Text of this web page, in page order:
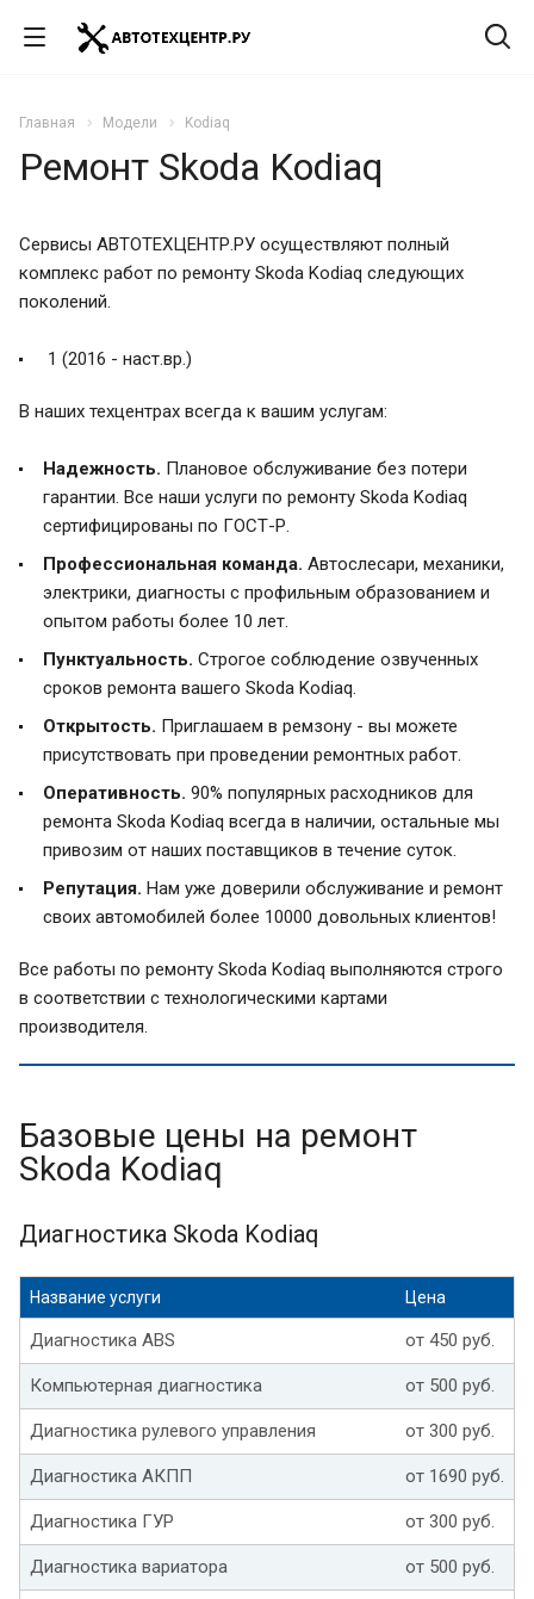
Главная Модели Kodiaq
Ремонт Skoda Kodiaq
Сервисы АВТОТЕХЦЕНТР.РУ осуществляют полный
комплекс работ по ремонту Skoda Kodiaq следующих
поколений.
1 (2016 - наст.вр.)
В наших техцентрах всегда к вашим услугам:
Надежность. Плановое обслуживание без потери
гарантии. Все наши услуги по ремонту Skoda Kodiaq
сертифицированы по ГОСТ-Р.
Профессиональная команда. Автослесари, механики,
электрики, диагносты с профильным образованием и
опытом работы более 10 лет.
Пунктуальность. Строгое соблюдение озвученных
сроков ремонта вашего Skoda Kodiaq.
Открытость. Приглашаем в ремзону - вы можете
присутствовать при проведении ремонтных работ.
Оперативность. 90% популярных расходников для
ремонта Skoda Kodiaq всегда в наличии, остальные мы
привозим от наших поставщиков в течение суток.
Репутация. Нам уже доверили обслуживание и ремонт
своих автомобилей более 10000 довольных клиентов!
Все работы по ремонту Skoda Kodiaq выполняются строго
в соответствии с технологическими картами
производителя.
Базовые цены на ремонт
Skoda Kodiaq
Диагностика Skoda Kodiaq
Название услуги Цена
Диагностика ABS от 450 руб.
Компьютерная диагностика от 500 руб.
Диагностика рулевого управления от 300 руб.
Диагностика АКПП от 1690 руб.
Диагностика ГУР от 300 руб.
Диагностика вариатора от 500 руб.